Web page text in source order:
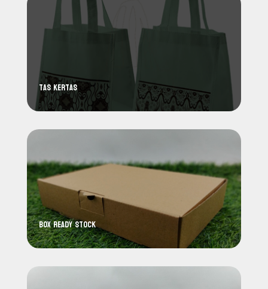
Tas Kertas
Box Ready Stock